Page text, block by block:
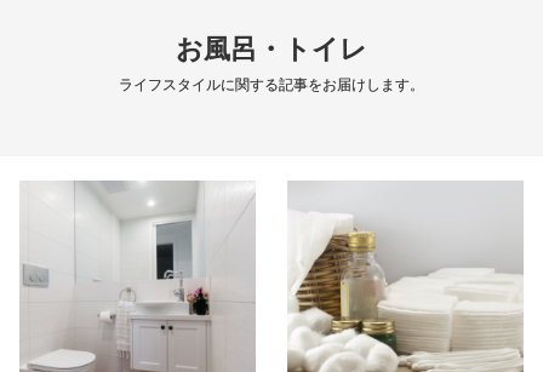
お風呂・トイレ
ライフスタイルに関する記事をお届けします。